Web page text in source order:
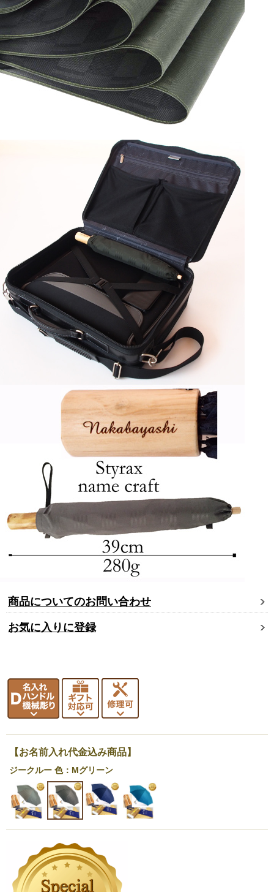
商品についてのお問い合わせ
お気に入りに登録
【お名前入れ代金込み商品】
ジークルー 色：Mグリーン